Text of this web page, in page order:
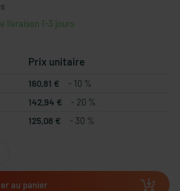
livraison 1-3 jours
Prix unitaire
160,81 €
- 10 %
142,94 €
- 20 %
125,08 € - 30 %
au panier